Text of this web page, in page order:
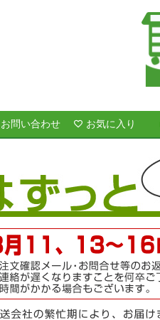
お問い合わせ お気に入り